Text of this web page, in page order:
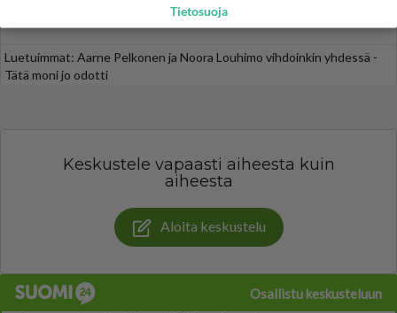
Tiesitkö? Martina Aitolehden isäpuoli on tämä suosittu laulaja
Luetuimmat: Aarne Pelkonen ja Noora Louhimo vihdoinkin yhdessä -
Tätä moni jo odotti
Keskustele vapaasti aiheesta kuin
aiheesta
Aloita keskustelu
Osallistu keskusteluun
Tietosuoja